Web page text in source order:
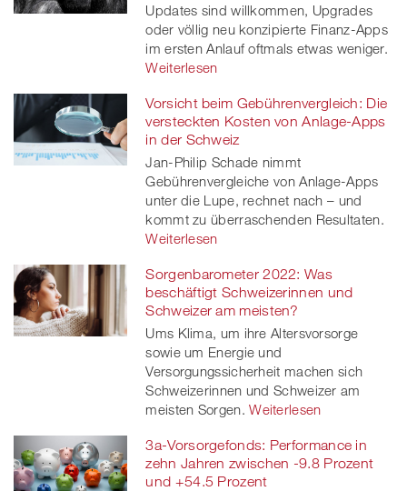
Updates sind willkommen, Upgrades
oder völlig neu konzipierte Finanz-Apps
im ersten Anlauf oftmals etwas weniger.
Weiterlesen
Vorsicht beim Gebührenvergleich: Die
versteckten Kosten von Anlage-Apps
in der Schweiz
Jan-Philip Schade nimmt
Gebührenvergleiche von Anlage-Apps
unter die Lupe, rechnet nach – und
kommt zu überraschenden Resultaten.
Weiterlesen
Sorgenbarometer 2022: Was
beschäftigt Schweizerinnen und
Schweizer am meisten?
Ums Klima, um ihre Altersvorsorge
sowie um Energie und
Versorgungssicherheit machen sich
Schweizerinnen und Schweizer am
meisten Sorgen. Weiterlesen
3a-Vorsorgefonds: Performance in
zehn Jahren zwischen -9.8 Prozent
und +54.5 Prozent